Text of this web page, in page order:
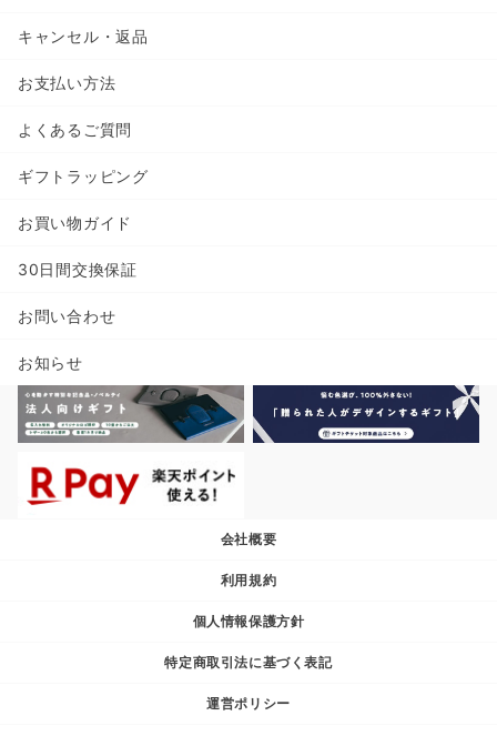
キャンセル・返品
お支払い方法
よくあるご質問
ギフトラッピング
お買い物ガイド
30日間交換保証
お問い合わせ
お知らせ
会社概要
利用規約
個人情報保護方針
特定商取引法に基づく表記
運営ポリシー